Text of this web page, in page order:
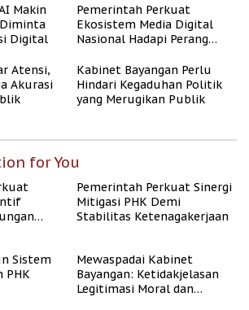
Berpenghasilan Rendah
Makin
Digital
Pemerintah Perkuat
Ekosistem Media Digital
Nasional Hadapi Perang
Atensi,
Akurasi
Kabinet Bayangan Perlu
Hindari Kegaduhan Politik
yang Merugikan Publik
for You
Pemerintah Perkuat Sinergi
Mitigasi PHK Demi
Stabilitas Ketenagakerjaan
Sistem
PHK
Mewaspadai Kabinet
Bayangan: Ketidakjelasan
Legitimasi Moral dan